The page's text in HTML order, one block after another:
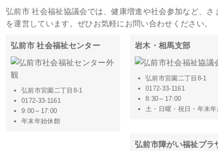
弘前市 社会福祉協議会では、健康増進や社会参加など、
を運営しています。ぜひお気軽にお問い合わせください。
弘前市 社会福祉センター
弘前市宮園二丁目8-1
0172-33-1161
9:00～17:00
年末年始休館
岩木・相馬支部
弘前市宮園二丁目8-1
0172-33-1161
8:30～17:00
土・日曜・祝日・年末
弘前市障がい福祉プラ